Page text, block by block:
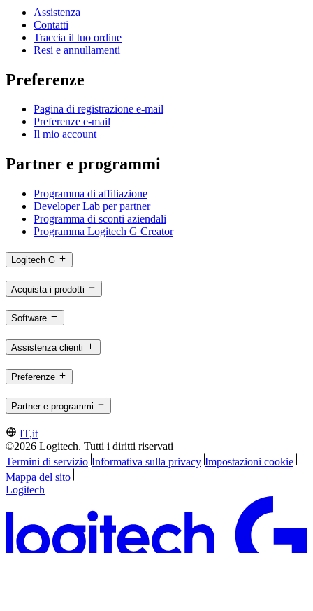
Assistenza
Contatti
Traccia il tuo ordine
Resi e annullamenti
Preferenze
Pagina di registrazione e-mail
Preferenze e-mail
Il mio account
Partner e programmi
Programma di affiliazione
Developer Lab per partner
Programma di sconti aziendali
Programma Logitech G Creator
Logitech G
Acquista i prodotti
Software
Assistenza clienti
Preferenze
Partner e programmi
IT,it
©2026 Logitech. Tutti i diritti riservati
Termini di servizio Informativa sulla privacy Impostazioni cookie
Mappa del sito
Logitech